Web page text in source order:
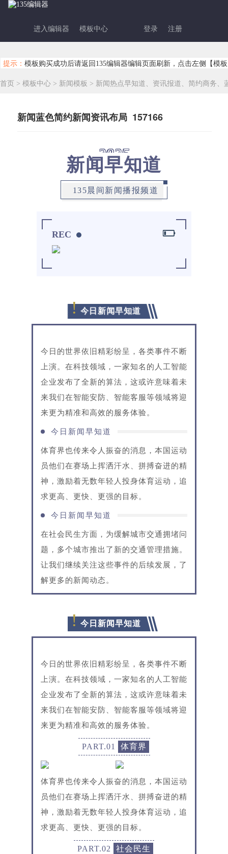
进入编辑器 模板中心 登录 注册
提示： 模板购买成功后请返回135编辑器编辑页面刷新，点击左侧【模
首页 > 模板中心 > 新闻模板 > 新闻热点早知道、资讯报道、简约商务、
新闻蓝色简约新闻资讯布局 157166
2025
新闻早知道
135晨间新闻播报频道
REC
! 今日新闻早知道
今日的世界依旧精彩纷呈，各类事件不断
上演。在科技领域，一家知名的人工智能
企业发布了全新的算法，这或许意味着未
来我们在智能安防、智能客服等领域将迎
来更为精准和高效的服务体验。
今日新闻早知道
体育界也传来令人振奋的消息，本国运动
员他们在赛场上挥洒汗水、拼搏奋进的精
神，激励着无数年轻人投身体育运动，追
求更高、更快、更强的目标。
今日新闻早知道
在社会民生方面，为缓解城市交通拥堵问
题，多个城市推出了新的交通管理措施。
让我们继续关注这些事件的后续发展，了
解更多的新闻动态。
! 今日新闻早知道
今日的世界依旧精彩纷呈，各类事件不断
上演。在科技领域，一家知名的人工智能
企业发布了全新的算法，这或许意味着未
来我们在智能安防、智能客服等领域将迎
来更为精准和高效的服务体验。
PART.01 体育界
体育界也传来令人振奋的消息，本国运动
员他们在赛场上挥洒汗水、拼搏奋进的精
神，激励着无数年轻人投身体育运动，追
求更高、更快、更强的目标。
PART.02 社会民生